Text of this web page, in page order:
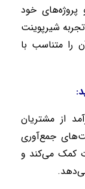
پروژه‌های خود
شیرپوینت
متناسب با
:
از مشتریان
جمع‌آوری
کمک می‌کند و